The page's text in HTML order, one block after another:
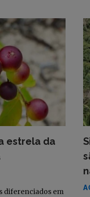
estrela da
diferenciados em